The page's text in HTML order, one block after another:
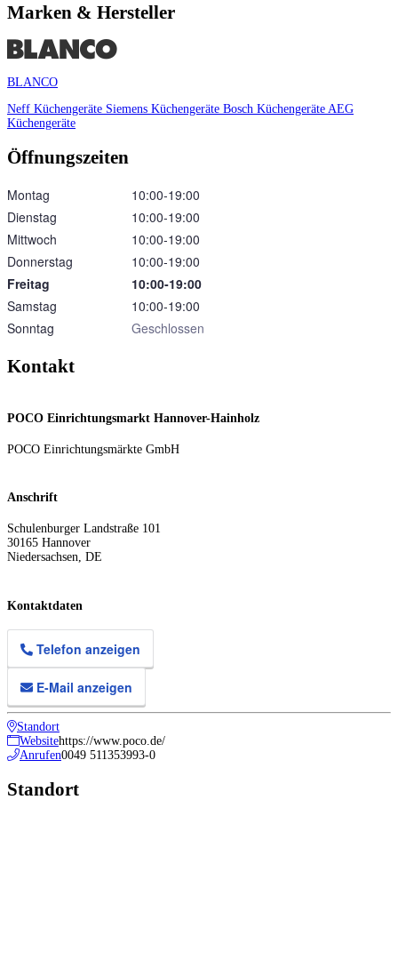
Marken & Hersteller
BLANCO
Neff Küchengeräte Siemens Küchengeräte Bosch Küchengeräte AEG
Küchengeräte
Öffnungszeiten
Montag
10:00‑19:00
Dienstag
10:00‑19:00
Mittwoch
10:00‑19:00
Donnerstag
10:00‑19:00
Freitag
10:00‑19:00
Samstag
10:00‑19:00
Sonntag
Geschlossen
Kontakt
POCO Einrichtungsmarkt Hannover-Hainholz
POCO Einrichtungsmärkte GmbH
Anschrift
Schulenburger Landstraße 101
30165 Hannover
Niedersachsen DE
Kontaktdaten
Telefon anzeigen
E-Mail anzeigen
Standort
Websitehttps://www.poco.de/
Anrufen0049 511353993-0
Standort